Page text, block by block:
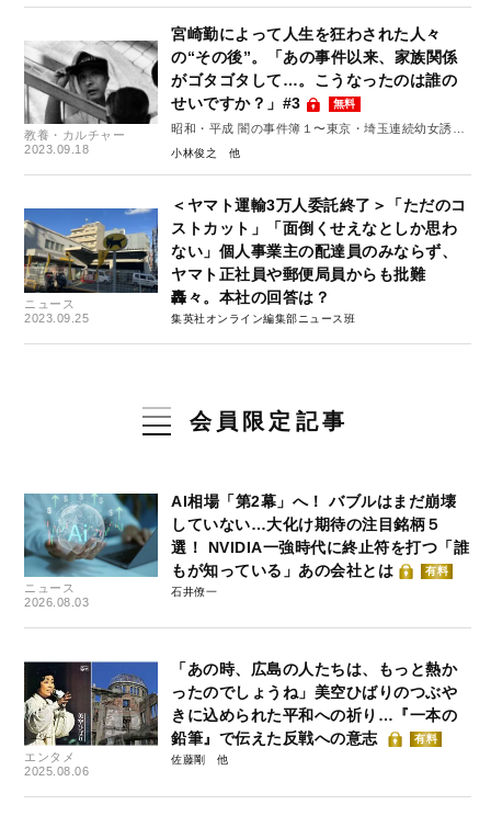
教養・カルチャー
2023.09.18
宮崎勤によって人生を狂わされた人々
の“その後”。「あの事件以来、家族関係
がゴタゴタして…。こうなったのは誰の
せいですか？」#3
無料
昭和・平成 闇の事件簿１〜東京・埼玉連続幼女誘拐
殺人事件発生から35年～
小林俊之
ニュース
2023.09.25
＜ヤマト運輸3万人委託終了＞「ただのコ
ストカット」「面倒くせえなとしか思わ
ない」個人事業主の配達員のみならず、
ヤマト正社員や郵便局員からも批難
轟々。本社の回答は？
集英社オンライン編集部ニュース班
会員限定記事
ニュース
2026.08.03
AI相場「第2幕」へ！ バブルはまだ崩壊
していない…大化け期待の注目銘柄５
選！ NVIDIA一強時代に終止符を打つ「誰
もが知っている」あの会社とは
有料
石井僚一
エンタメ
2025.08.06
「あの時、広島の人たちは、もっと熱か
ったのでしょうね」美空ひばりのつぶや
きに込められた平和への祈り…『一本の
鉛筆』で伝えた反戦への意志
有料
佐藤剛